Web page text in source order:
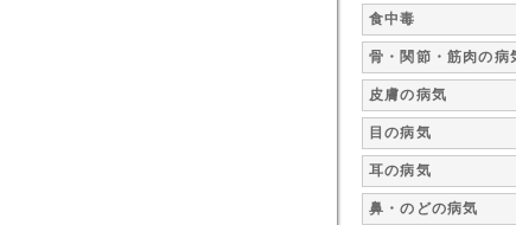
食中毒
骨・関節・筋肉の病
皮膚の病気
目の病気
耳の病気
鼻・のどの病気